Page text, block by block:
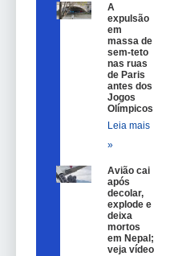
A
expulsão
em
massa de
sem-teto
nas ruas
de Paris
antes dos
Jogos
Olímpicos
Leia mais
»
Avião cai
após
decolar,
explode e
deixa
mortos
em Nepal;
veja vídeo